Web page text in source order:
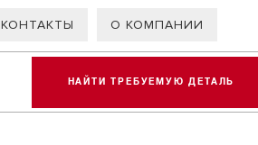
КОНТАКТЫ О КОМПАНИИ
НАЙТИ ТРЕБУЕМУЮ ДЕТАЛЬ